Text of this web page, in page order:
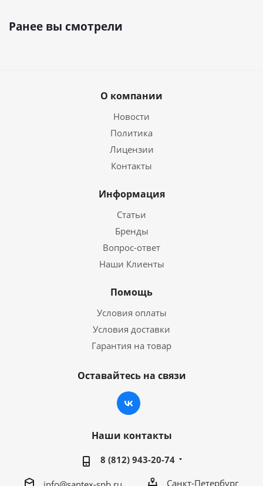
Ранее вы смотрели
О компании
Новости
Политика
Лицензии
Контакты
Информация
Статьи
Бренды
Вопрос-ответ
Наши Клиенты
Помощь
Условия оплаты
Условия доставки
Гарантия на товар
Оставайтесь на связи
Наши контакты
8 (812) 943-20-74
Санкт-Петербург